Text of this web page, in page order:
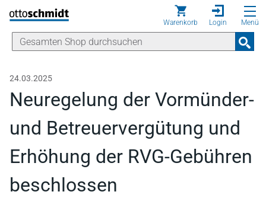
Direkt zum Inhalt
Warenkorb Login Menü
24.03.2025
Neuregelung der Vormünder-
und Betreuervergütung und
Erhöhung der RVG-Gebühren
beschlossen